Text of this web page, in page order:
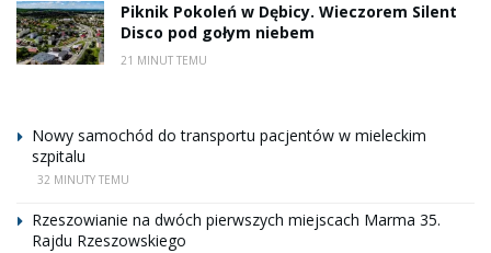
Piknik Pokoleń w Dębicy. Wieczorem Silent
Disco pod gołym niebem
21 MINUT TEMU
Nowy samochód do transportu pacjentów w mieleckim
szpitalu
32 MINUTY TEMU
Rzeszowianie na dwóch pierwszych miejscach Marma 35.
Rajdu Rzeszowskiego